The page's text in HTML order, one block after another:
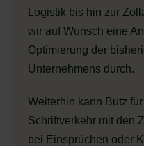
Logistik bis hin zur
wir auf Wunsch eine
Optimierung der
Unternehmens durch.
Weiterhin kann Butz
Schriftverkehr mit den
bei Einsprüchen oder